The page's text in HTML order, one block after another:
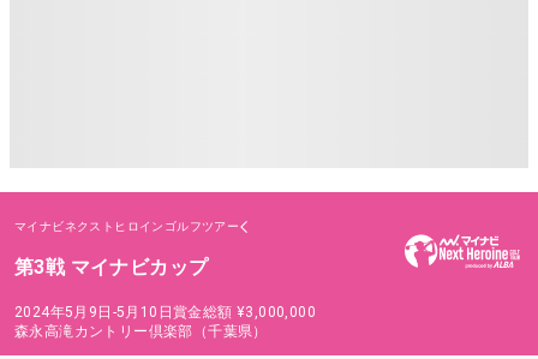
マイナビネクストヒロインゴルフツアー
第3戦 マイナビカップ
2024年5月9日-5月10日賞金総額 ¥3,000,000
森永高滝カントリー倶楽部（千葉県）